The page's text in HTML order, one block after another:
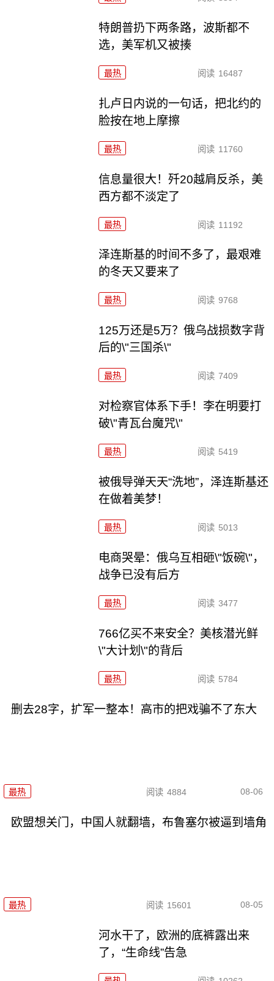
特朗普扔下两条路，波斯都不
选，美军机又被揍
最热 阅读 16487
扎卢日内说的一句话，把北约的
脸按在地上摩擦
最热 阅读 11760
信息量很大！歼20越肩反杀，美
西方都不淡定了
最热 阅读 11192
泽连斯基的时间不多了，最艰难
的冬天又要来了
最热 阅读 9768
125万还是5万？俄乌战损数字背
后的\"三国杀\"
最热 阅读 7409
对检察官体系下手！李在明要打
破\"青瓦台魔咒\"
最热 阅读 5419
被俄导弹天天“洗地”，泽连斯基还
在做着美梦！
最热 阅读 5013
电商哭晕：俄乌互相砸\"饭碗\"，
战争已没有后方
最热 阅读 3477
766亿买不来安全？美核潜光鲜
\"大计划\"的背后
最热 阅读 5784
删去28字，扩军一整本！高市的把戏骗不了东大
最热 阅读 4884 08-06
欧盟想关门，中国人就翻墙，布鲁塞尔被逼到墙角
最热 阅读 15601 08-05
河水干了，欧洲的底裤露出来
了，“生命线”告急